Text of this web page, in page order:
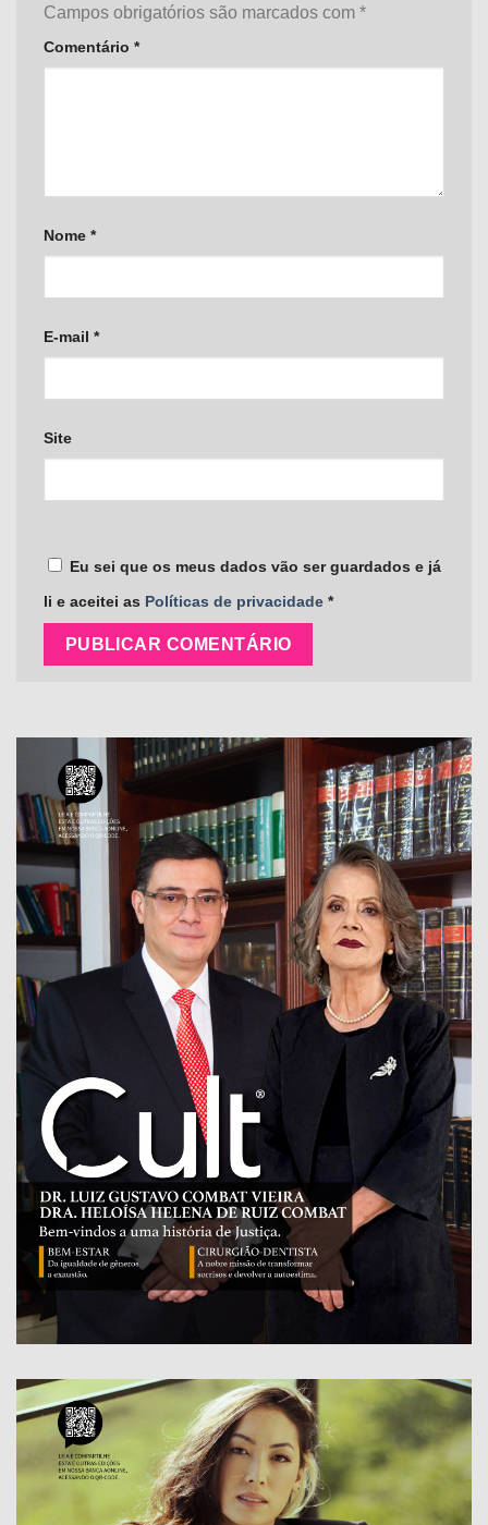
Campos obrigatórios são marcados com *
Comentário *
Nome *
E-mail *
Site
Eu sei que os meus dados vão ser guardados e já
li e aceitei as Políticas de privacidade *